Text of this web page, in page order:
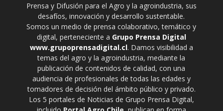
Prensa y Difusión para el Agro y la agroindustria, sus
desafíos, innovación y desarrollo sustentable.
Somos un medio de prensa colaborativo, temático y
digital, perteneciente a Grupo Prensa Digital
www.grupoprensadigital.cl. Damos visibilidad a
temas del agro y la agroindustria, mediante la
publicación de contenidos de calidad, con una
audiencia de profesionales de todas las edades y
tomadores de decisión del ámbito público y privado.
Los 5 portales de Noticias de Grupo Prensa Digital,